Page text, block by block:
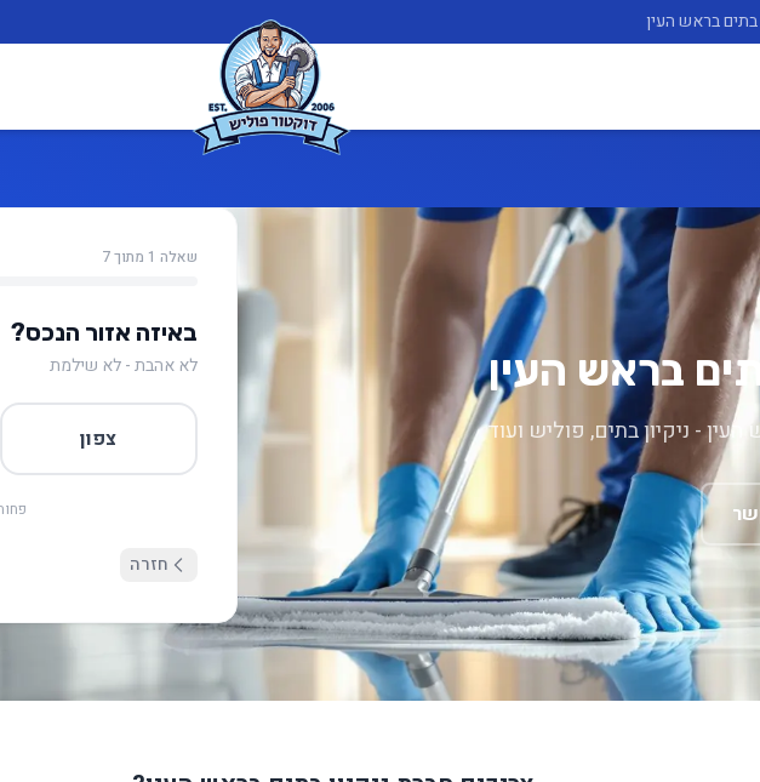
בתים בראש העין
בראש העין
- ניקיון בתים, פוליש ועוד
שאלה 1 מתוך 7
באיזה אזור הנכס?
לא אהבת - לא שילמת
צפון
חזרה